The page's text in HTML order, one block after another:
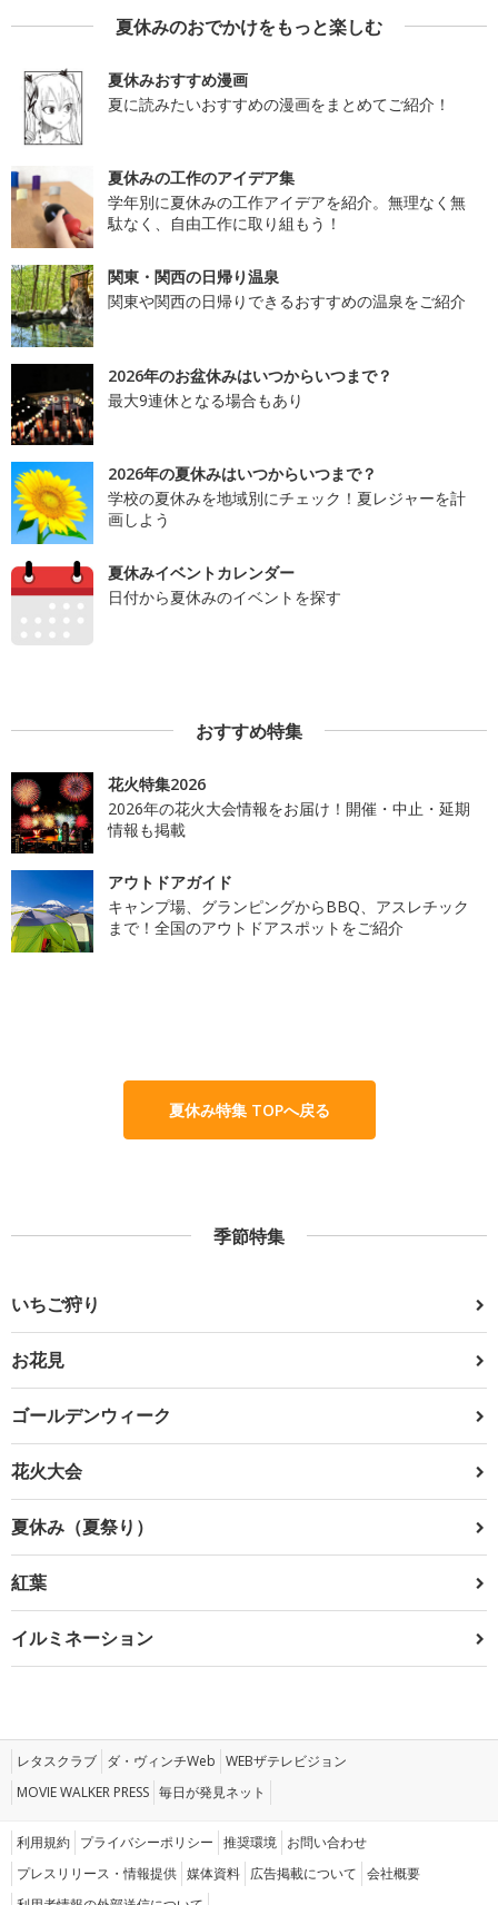
夏休みのおでかけをもっと楽しむ
夏休みおすすめ漫画
夏に読みたいおすすめの漫画をまとめてご紹介！
夏休みの工作のアイデア集
学年別に夏休みの工作アイデアを紹介。無理なく無
駄なく、自由工作に取り組もう！
関東・関西の日帰り温泉
関東や関西の日帰りできるおすすめの温泉をご紹介
2026年のお盆休みはいつからいつまで？
最大9連休となる場合もあり
2026年の夏休みはいつからいつまで？
学校の夏休みを地域別にチェック！夏レジャーを計
画しよう
夏休みイベントカレンダー
日付から夏休みのイベントを探す
おすすめ特集
花火特集2026
2026年の花火大会情報をお届け！開催・中止・延期
情報も掲載
アウトドアガイド
キャンプ場、グランピングからBBQ、アスレチック
まで！全国のアウトドアスポットをご紹介
夏休み特集 TOPへ戻る
季節特集
いちご狩り
お花見
ゴールデンウィーク
花火大会
夏休み（夏祭り）
紅葉
イルミネーション
レタスクラブ ダ・ヴィンチWeb WEBザテレビジョン
MOVIE WALKER PRESS 毎日が発見ネット
利用規約 プライバシーポリシー 推奨環境 お問い合わせ
プレスリリース・情報提供 媒体資料 広告掲載について 会社概要